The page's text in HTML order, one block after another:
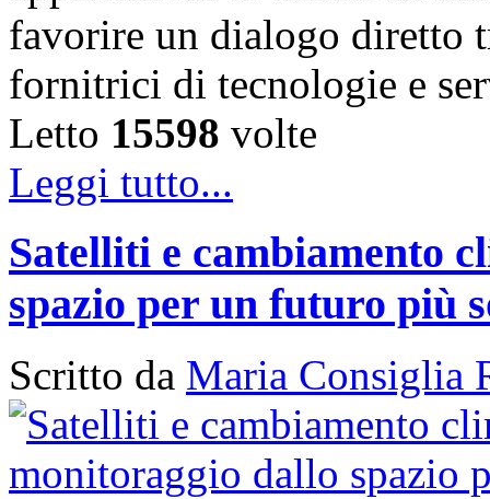
favorire un dialogo diretto
fornitrici di tecnologie e
Letto 15598 volte
Leggi tutto...
Satelliti e cambiamento
spazio per un futuro più
Scritto da Maria Consiglia